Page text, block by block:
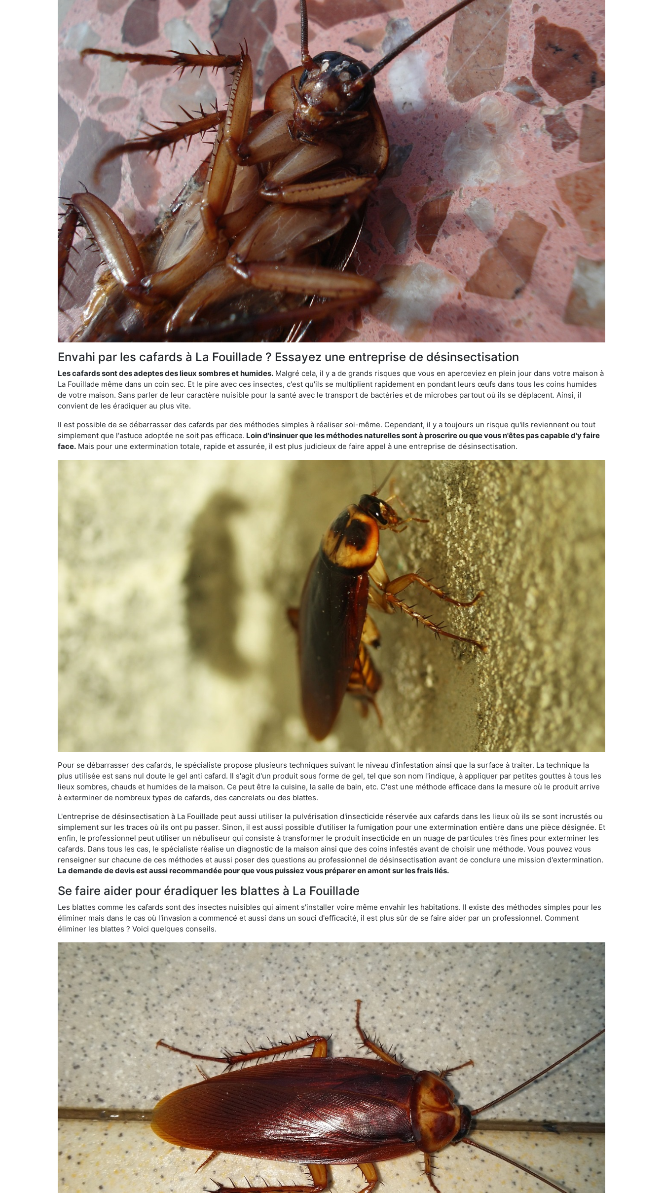
Envahi par les cafards à La Fouillade ? Essayez une entreprise de désinsectisation
Les cafards sont des adeptes des lieux sombres et humides. Malgré cela, il y a de grands risques que vous en aperceviez en plein jour dans votre maison à
La Fouillade même dans un coin sec. Et le pire avec ces insectes, c'est qu'ils se multiplient rapidement en pondant leurs œufs dans tous les coins humides
de votre maison. Sans parler de leur caractère nuisible pour la santé avec le transport de bactéries et de microbes partout où ils se déplacent. Ainsi, il
convient de les éradiquer au plus vite.
Il est possible de se débarrasser des cafards par des méthodes simples à réaliser soi-même. Cependant, il y a toujours un risque qu'ils reviennent ou tout
simplement que l'astuce adoptée ne soit pas efficace. Loin d'insinuer que les méthodes naturelles sont à proscrire ou que vous n'êtes pas capable d'y faire
face. Mais pour une extermination totale, rapide et assurée, il est plus judicieux de faire appel à une entreprise de désinsectisation.
Pour se débarrasser des cafards, le spécialiste propose plusieurs techniques suivant le niveau d'infestation ainsi que la surface à traiter. La technique la
plus utilisée est sans nul doute le gel anti cafard. Il s'agit d'un produit sous forme de gel, tel que son nom l'indique, à appliquer par petites gouttes à tous les
lieux sombres, chauds et humides de la maison. Ce peut être la cuisine, la salle de bain, etc. C'est une méthode efficace dans la mesure où le produit arrive
à exterminer de nombreux types de cafards, des cancrelats ou des blattes.
L'entreprise de désinsectisation à La Fouillade peut aussi utiliser la pulvérisation d'insecticide réservée aux cafards dans les lieux où ils se sont incrustés ou
simplement sur les traces où ils ont pu passer. Sinon, il est aussi possible d'utiliser la fumigation pour une extermination entière dans une pièce désignée. Et
enfin, le professionnel peut utiliser un nébuliseur qui consiste à transformer le produit insecticide en un nuage de particules très fines pour exterminer les
cafards. Dans tous les cas, le spécialiste réalise un diagnostic de la maison ainsi que des coins infestés avant de choisir une méthode. Vous pouvez vous
renseigner sur chacune de ces méthodes et aussi poser des questions au professionnel de désinsectisation avant de conclure une mission d'extermination.
La demande de devis est aussi recommandée pour que vous puissiez vous préparer en amont sur les frais liés.
Se faire aider pour éradiquer les blattes à La Fouillade
Les blattes comme les cafards sont des insectes nuisibles qui aiment s'installer voire même envahir les habitations. Il existe des méthodes simples pour les
éliminer mais dans le cas où l'invasion a commencé et aussi dans un souci d'efficacité, il est plus sûr de se faire aider par un professionnel. Comment
éliminer les blattes ? Voici quelques conseils.